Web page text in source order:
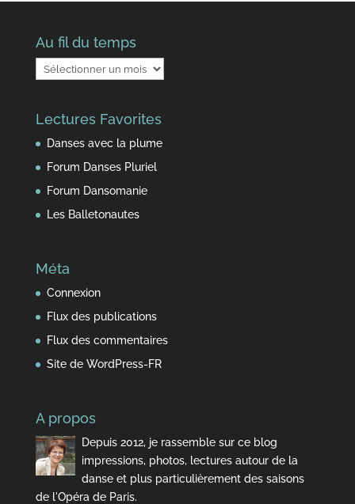
Au fil du temps
Au
fil
temps
Lectures Favorites
Danses avec la plume
Forum Danses Pluriel
Forum Dansomanie
Les Balletonautes
Méta
Connexion
Flux des publications
Flux des commentaires
Site de WordPress-FR
A propos
Depuis 2012, je rassemble sur ce blog
impressions, photos, lectures autour de la
danse et plus particulièrement des saisons
de l'Opéra de Paris.